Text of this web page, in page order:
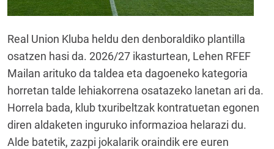
Real Union Kluba heldu den denboraldiko plantilla
osatzen hasi da. 2026/27 ikasturtean, Lehen RFEF
Mailan arituko da taldea eta dagoeneko kategoria
horretan talde lehiakorrena osatazeko lanetan ari da.
Horrela bada, klub txuribeltzak kontratuetan egonen
diren aldaketen inguruko informazioa helarazi du.
Alde batetik, zazpi jokalarik oraindik ere euren